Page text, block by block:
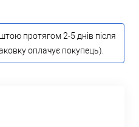
протягом 2-5 днів після
оплачує покупець).